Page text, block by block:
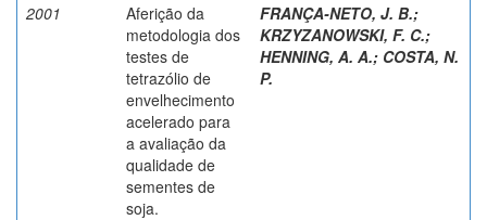
2001
Aferição da
metodologia dos
testes de
tetrazólio de
envelhecimento
acelerado para
a avaliação da
qualidade de
sementes de
soja.
FRANÇA-NETO, J. B.;
KRZYZANOWSKI, F. C.;
HENNING, A. A.; COSTA, N.
P.